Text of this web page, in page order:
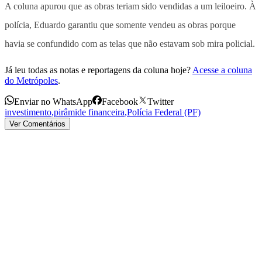
A coluna apurou que as obras teriam sido vendidas a um leiloeiro. À
polícia, Eduardo garantiu que somente vendeu as obras porque
havia se confundido com as telas que não estavam sob mira policial.
Já leu todas as notas e reportagens da coluna hoje? Acesse a coluna
do Metrópoles.
Enviar no WhatsApp Facebook
Twitter
investimento,pirâmide financeira,Polícia Federal (PF)
Ver Comentários